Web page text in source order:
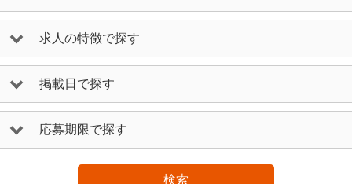
求人の特徴で探す
掲載日で探す
応募期限で探す
検索